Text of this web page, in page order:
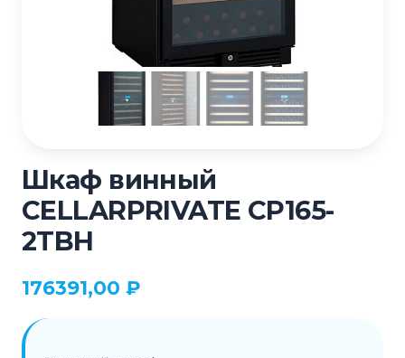
Шкаф винный
CELLARPRIVATE CP165-
2TBH
176391,00 ₽